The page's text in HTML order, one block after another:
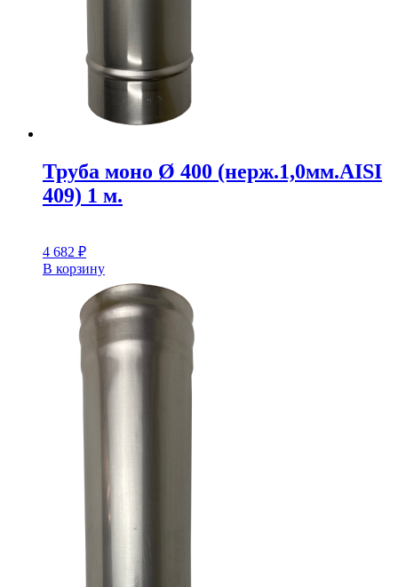
Труба моно Ø 400 (нерж.1,0мм.AISI
409) 1 м.
4 682 ₽
В корзину